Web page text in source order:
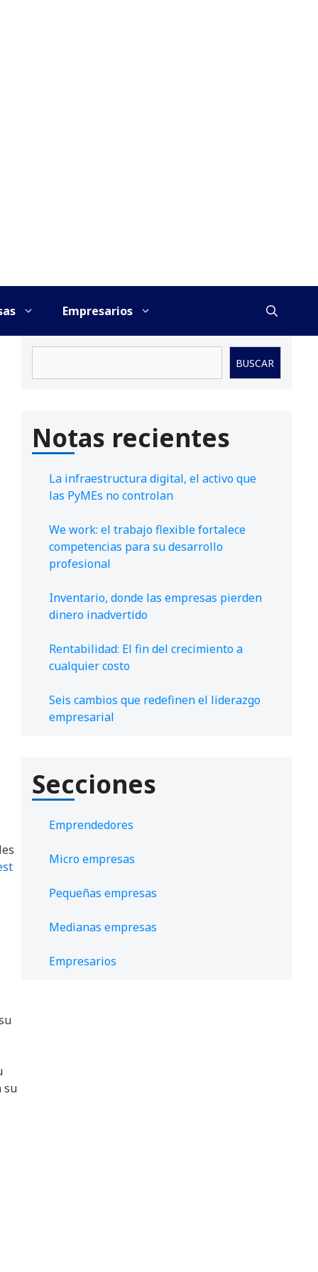
Empresarios
su
BUSCAR
Notas recientes
La infraestructura digital, el activo que
las PyMEs no controlan
We work: el trabajo flexible fortalece
competencias para su desarrollo
profesional
Inventario, donde las empresas pierden
dinero inadvertido
Rentabilidad: El fin del crecimiento a
cualquier costo
Seis cambios que redefinen el liderazgo
empresarial
Secciones
Emprendedores
Micro empresas
Pequeñas empresas
Medianas empresas
Empresarios